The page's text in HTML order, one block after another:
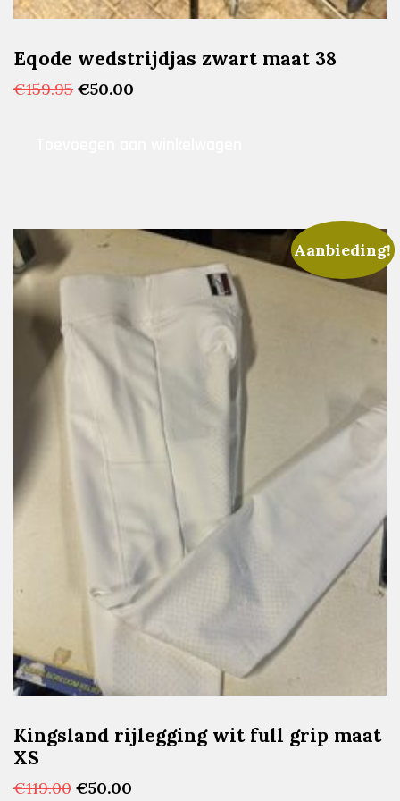
Eqode wedstrijdjas zwart maat 38
€159.95 Oorspronkelijke
€50.00
Aanbieding!
Kingsland rijlegging wit full grip maat
XS
€119.00 Oorspronkelijke
€50.00